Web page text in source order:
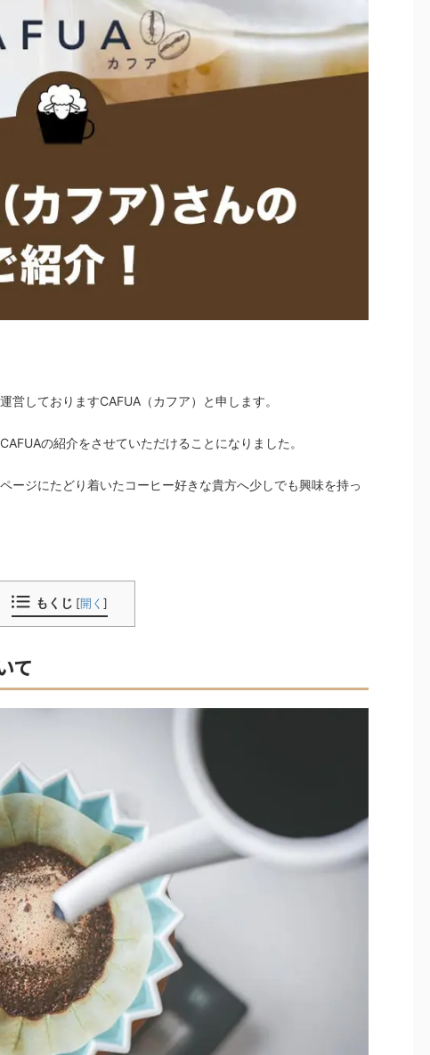
しておりますCAFUA（カフア）と申します。
の紹介をさせていただけることになりました。
ージにたどり着いたコーヒー好きな貴方へ少しでも興味を持っ
もくじ [開く ]
て